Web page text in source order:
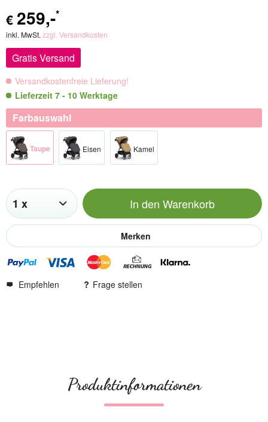
€ 259,-*
inkl. MwSt. zzgl. Versandkosten
Gratis Versand
Versandkostenfreie Lieferung!
Lieferzeit 7 - 10 Werktage
Farbauswahl
Taupe Eisen Kamel
In den Warenkorb
Merken
Empfehlen Frage stellen
Produktinformationen